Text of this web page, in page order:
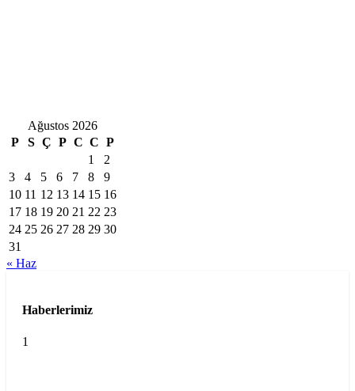
Ağustos 2026
P
S Ç P C C P
1
2
3
4 5 6 7 8
9
10 11 12 13 14 15 16
17 18 19 20 21 22 23
24 25 26 27 28 29 30
31
« Haz
Haberlerimiz
1